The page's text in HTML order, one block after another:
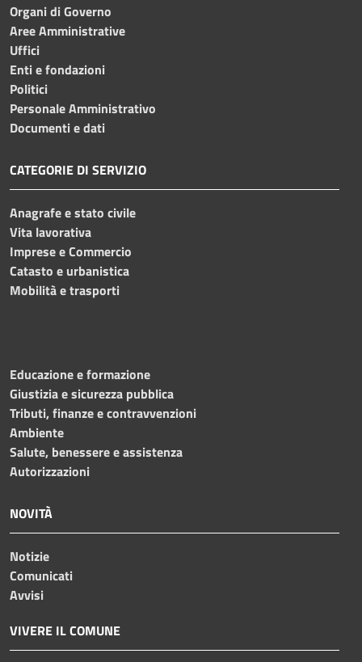
Organi di Governo
Aree Amministrative
Uffici
Enti e fondazioni
Politici
Personale Amministrativo
Documenti e dati
CATEGORIE DI SERVIZIO
Anagrafe e stato civile
Vita lavorativa
Imprese e Commercio
Catasto e urbanistica
Mobilità e trasporti
Educazione e formazione
Giustizia e sicurezza pubblica
Tributi, finanze e contravvenzioni
Ambiente
Salute, benessere e assistenza
Autorizzazioni
NOVITÀ
Notizie
Comunicati
Avvisi
VIVERE IL COMUNE